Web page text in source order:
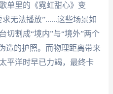
单里的《霓虹甜心》变
无法播放”......这些场景如
切割成“境内”与“境外”两个
造的护照。而物理距离带来
平洋时早已力竭，最终卡